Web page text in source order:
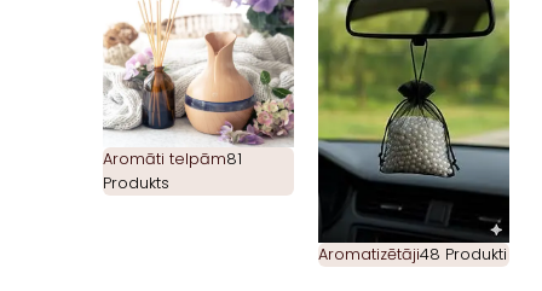
Aromāti telpām81
Produkts
Aromatizētāji48 Produkti